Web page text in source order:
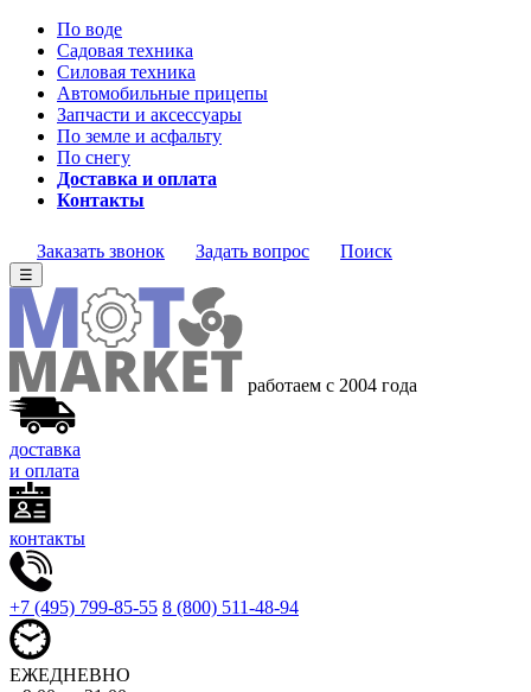
По воде
Садовая техника
Силовая техника
Автомобильные прицепы
Запчасти и аксессуары
По земле и асфальту
По снегу
Доставка и оплата
Контакты
Заказать звонок Задать вопрос Поиск
☰
работаем с 2004 года
доставка
и оплата
контакты
+7 (495) 799-85-55 8 (800) 511-48-94
ЕЖЕДНЕВНО